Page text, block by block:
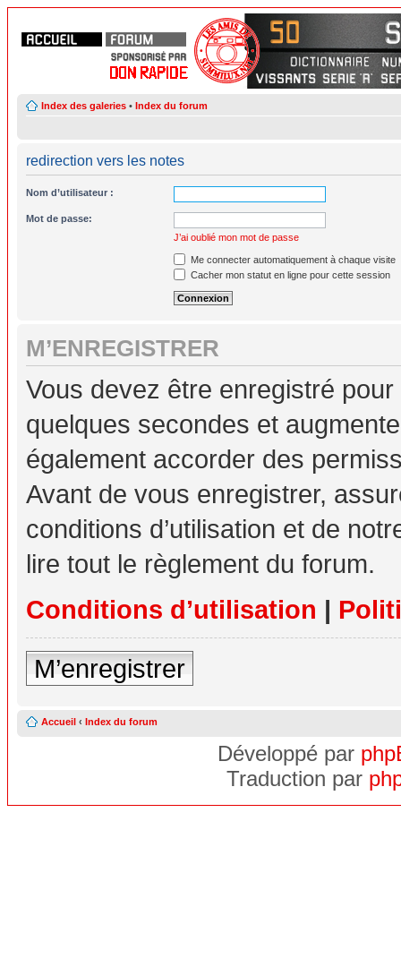
Index des galeries • Index du forum
redirection vers les notes
Nom d’utilisateur :
Mot de passe:
J’ai oublié mon mot de passe
Me connecter automatiquement à chaque visite
Cacher mon statut en ligne pour cette session
M’ENREGISTRER
Vous devez être enregistré
quelques secondes et
également accorder des
Avant de vous enregistrer,
conditions d’utilisation et de
lire tout le règlement du forum.
Conditions d’utilisation |
M’enregistrer
Accueil ‹ Index du forum
Développé par
Traduction par